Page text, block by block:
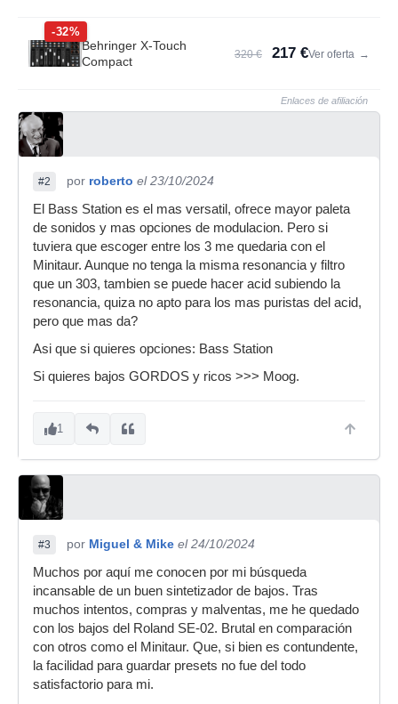
-32%
Behringer X-Touch
Compact
320 € 217 €Ver oferta →
Enlaces de afiliación
#2 por roberto el 23/10/2024
El Bass Station es el mas versatil, ofrece mayor paleta
de sonidos y mas opciones de modulacion. Pero si
tuviera que escoger entre los 3 me quedaria con el
Minitaur. Aunque no tenga la misma resonancia y filtro
que un 303, tambien se puede hacer acid subiendo la
resonancia, quiza no apto para los mas puristas del acid,
pero que mas da?
Asi que si quieres opciones: Bass Station
Si quieres bajos GORDOS y ricos >>> Moog.
1
#3 por Miguel & Mike el 24/10/2024
Muchos por aquí me conocen por mi búsqueda
incansable de un buen sintetizador de bajos. Tras
muchos intentos, compras y malventas, me he quedado
con los bajos del Roland SE-02. Brutal en comparación
con otros como el Minitaur. Que, si bien es contundente,
la facilidad para guardar presets no fue del todo
satisfactorio para mi.